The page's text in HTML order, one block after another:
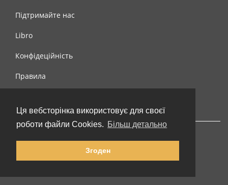
Ця вебсторінка використовує для своєї
роботи файли Cookies. Більш детально
Згоден
Підтримайте нас
Libro
Конфідеційність
Правила
© 2002-2026 lernu.net |Impressum